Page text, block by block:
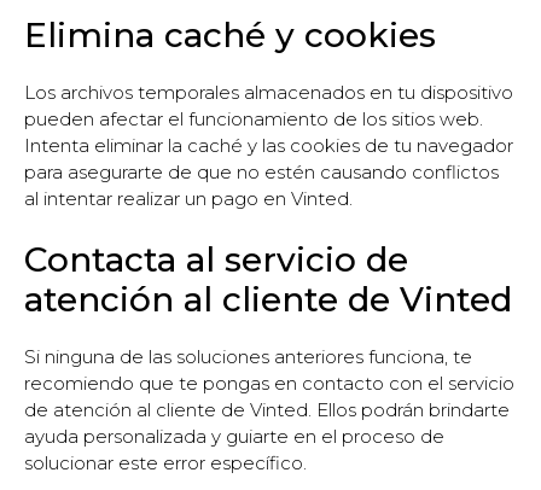
Elimina caché y cookies
Los archivos temporales almacenados en tu dispositivo
pueden afectar el funcionamiento de los sitios web.
Intenta eliminar la caché y las cookies de tu navegador
para asegurarte de que no estén causando conflictos
al intentar realizar un pago en Vinted.
Contacta al servicio de
atención al cliente de Vinted
Si ninguna de las soluciones anteriores funciona, te
recomiendo que te pongas en contacto con el servicio
de atención al cliente de Vinted. Ellos podrán brindarte
ayuda personalizada y guiarte en el proceso de
solucionar este error específico.